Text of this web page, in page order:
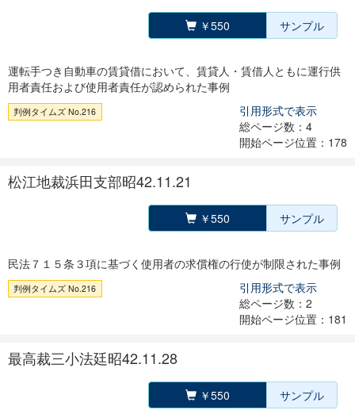
￥550 サンプル
運転手つき自動車の賃貸借において、賃貸人・賃借人ともに運行供
用者責任および使用者責任が認められた事例
判例タイムズ No.216
引用形式で表示
総ページ数：4
開始ページ位置：178
松江地裁浜田支部昭42.11.21
￥550 サンプル
民法７１５条３項に基づく使用者の求償権の行使が制限された事例
判例タイムズ No.216
引用形式で表示
総ページ数：2
開始ページ位置：181
最高裁三小法廷昭42.11.28
￥550 サンプル